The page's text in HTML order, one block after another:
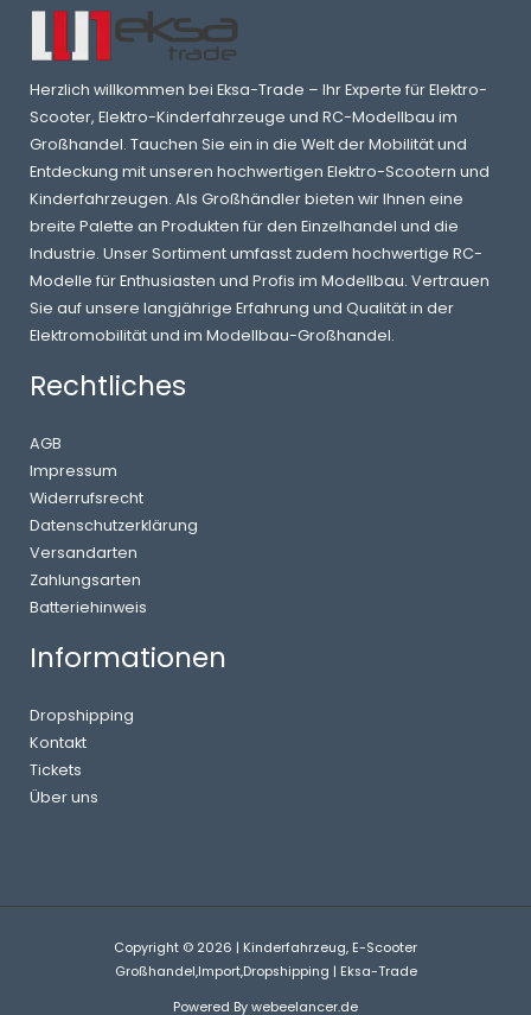
Herzlich willkommen bei Eksa-Trade – Ihr Experte für Elektro-
Scooter, Elektro-Kinderfahrzeuge und RC-Modellbau im
Großhandel. Tauchen Sie ein in die Welt der Mobilität und
Entdeckung mit unseren hochwertigen Elektro-Scootern und
Kinderfahrzeugen. Als Großhändler bieten wir Ihnen eine
breite Palette an Produkten für den Einzelhandel und die
Industrie. Unser Sortiment umfasst zudem hochwertige RC-
Modelle für Enthusiasten und Profis im Modellbau. Vertrauen
Sie auf unsere langjährige Erfahrung und Qualität in der
Elektromobilität und im Modellbau-Großhandel.
Rechtliches
AGB
Impressum
Widerrufsrecht
Datenschutzerklärung
Versandarten
Zahlungsarten
Batteriehinweis
Informationen
Dropshipping
Kontakt
Tickets
Über uns
Copyright © 2026 | Kinderfahrzeug, E-Scooter
Großhandel,Import,Dropshipping | Eksa-Trade
Powered By webeelancer.de